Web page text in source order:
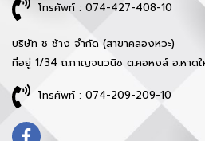
โทรศัพท์ : 074-427-408-10
บริษัท ช ช้าง จำกัด (สาขาคลองหวะ)
ที่อยู่ 1/34 ถ.กาญจนวนิช ต.คอหงส์ อ.หาด
โทรศัพท์ : 074-209-209-10